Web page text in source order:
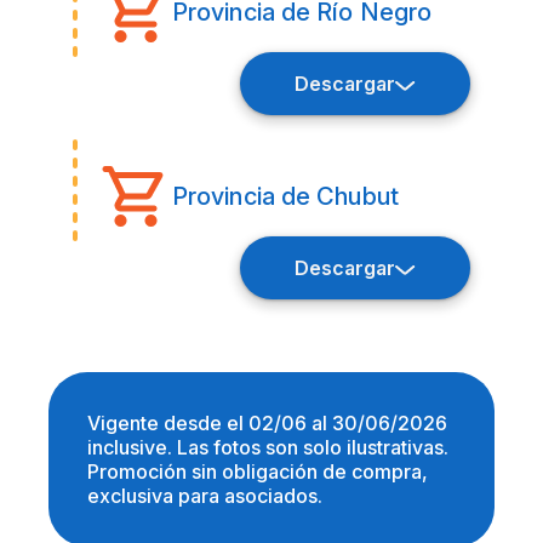
Provincia de Río Negro
Descargar
Provincia de Chubut
Descargar
Vigente desde el 02/06 al 30/06/2026
inclusive. Las fotos son solo ilustrativas.
Promoción sin obligación de compra,
exclusiva para asociados.